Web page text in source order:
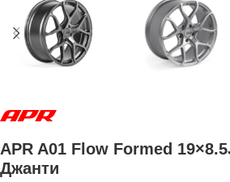
APR A01 Flow Formed
Джанти